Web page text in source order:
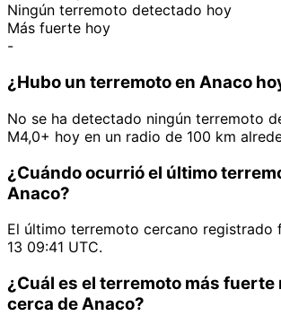
Ningún terremoto detectado hoy
Más fuerte hoy
-
¿Hubo un terremoto en Anaco
No se ha detectado ningún terremoto
M4,0+ hoy en un radio de 100 km
¿Cuándo ocurrió el último
Anaco?
El último terremoto cercano registrado
13 09:41 UTC.
¿Cuál es el terremoto más
cerca de Anaco?